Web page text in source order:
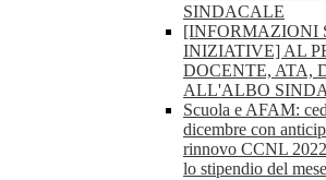
SINDACALE
[INFORMAZIONI
INIZIATIVE] AL
DOCENTE, ATA,
ALL'ALBO
Scuola e AFAM:
dicembre con
rinnovo CCNL
lo stipendio del